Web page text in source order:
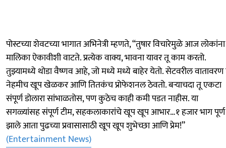
पोस्टच्या शेवटच्या भागात अभिनेत्री म्हणते, “तुषार विचारेमुळे आज लोकांना
मालिका ऐकावीशी वाटते. प्रत्येक वाक्य, भावना यावर तू काम करतो.
तुझ्यामध्ये थोडा वैष्णव आहे, जो मध्ये मध्ये बाहेर येतो. सेटवरील
नेहमीच खूप खेळकर आणि तितकंच प्रोफेशनल ठेवतो. बऱ्याचदा तू एकटा
संपूर्ण डोलारा सांभाळतोस, पण कुठेच काही कमी पडत नाहीस. या
सगळ्यांसह संपूर्ण टीम, सहकलाकारांचे खूप खूप आभार…१ हजार भाग पूर्ण
झाले आता पुढच्या प्रवासासाठी खूप खूप शुभेच्छा आणि प्रेम!”
(Entertainment News)